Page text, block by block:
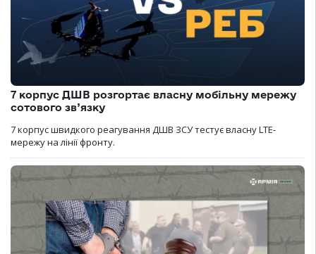
7 корпус ДШВ розгортає власну мобільну мережу
сотового зв’язку
7 корпус швидкого реагування ДШВ ЗСУ тестує власну LTE-
мережу на лінії фронту.